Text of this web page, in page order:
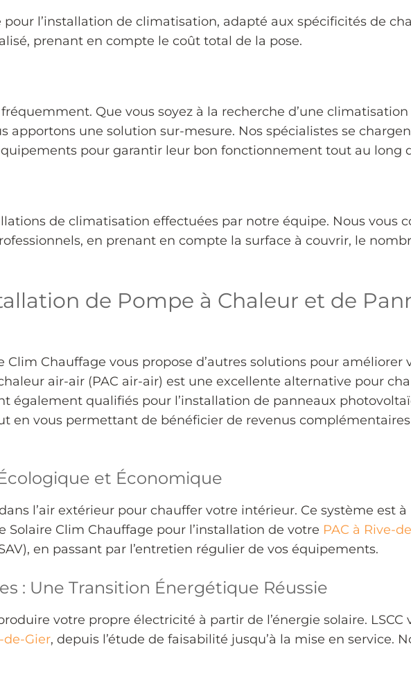
l’installation de climatisation, adapté aux spécificités de
prenant en compte le coût total de la pose.
Que vous soyez à la recherche d’une
apportons une solution sur-mesure. Nos spécialistes se
pour garantir leur bon fonctionnement tout au long
de climatisation effectuées par notre équipe. Nous vous
en prenant en compte la surface à couvrir, le
de Pompe à Chaleur et de
Chauffage vous propose d’autres solutions pour
air-air (PAC air-air) est une excellente alternative pour
également qualifiés pour l’installation de panneaux
en vous permettant de bénéficier de revenus
et Économique
l’air extérieur pour chauffer votre intérieur. Ce système est
Solaire Clim Chauffage pour l’installation de votre PAC à Rive-
en passant par l’entretien régulier de vos équipements.
: Une Transition Énergétique Réussie
votre propre électricité à partir de l’énergie solaire. LSCC
de-Gier, depuis l’étude de faisabilité jusqu’à la mise en service.